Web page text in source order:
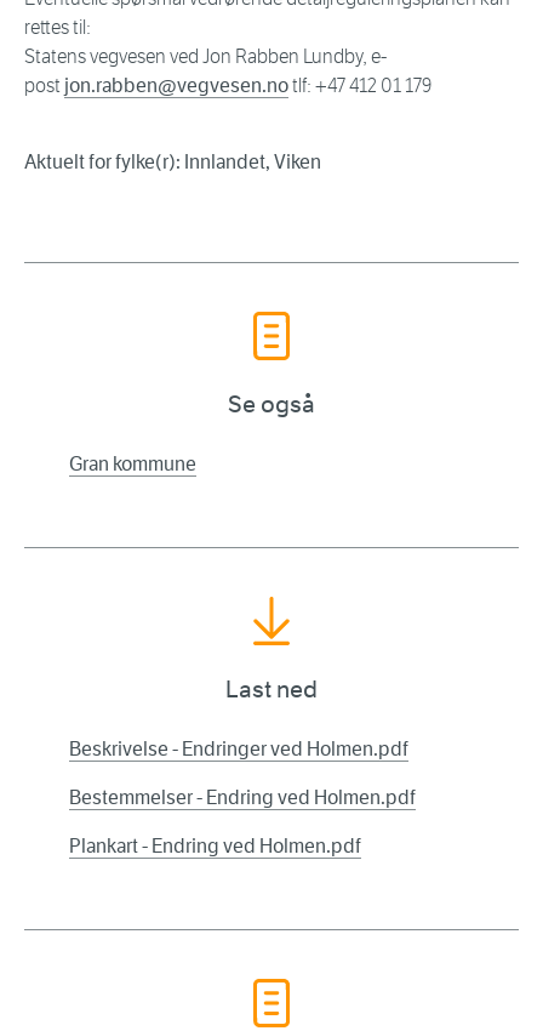
rettes til:
Statens vegvesen ved Jon Rabben Lundby, e-
post jon.rabben@vegvesen.notlf: +47 412 01 179
Aktuelt for fylke(r): Innlandet, Viken
Se også
Gran kommune
Last ned
Beskrivelse - Endringer ved Holmen.pdf
Bestemmelser - Endring ved Holmen.pdf
Plankart - Endring ved Holmen.pdf